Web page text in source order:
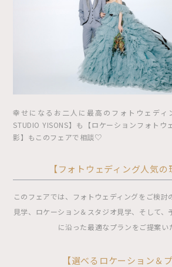
幸せになるお二人に最高のフォトウェデ
STUDIO YISONS】も【ロケーションフォトウ
影】もこのフェアで相談♡
【フォトウェディング人気の
このフェアでは、フォトウェディングをご検討
見学、ロケーション＆スタジオ見学、そして、
に沿った最適なプランをご提案い
【選べるロケーション＆プ